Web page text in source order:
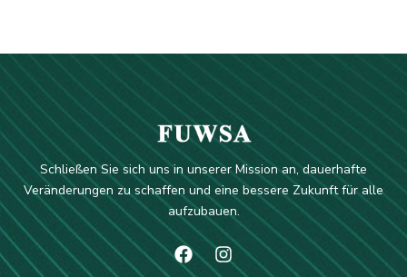
Schließen Sie sich uns in unserer Mission an, dauerhafte
Veränderungen zu schaffen und eine bessere Zukunft für alle
aufzubauen.